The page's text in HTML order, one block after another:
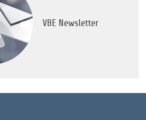
VBE Newsletter